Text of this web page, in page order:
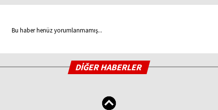
Bu haber henüz yorumlanmamış...
DİĞER HABERLER